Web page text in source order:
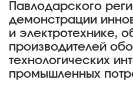
Павлодарского
демонстрации
и электротехнике,
производителей
технологических
промышленных